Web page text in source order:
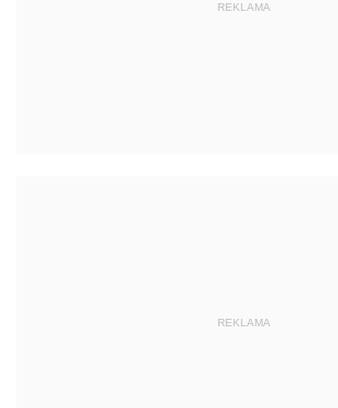
REKLAMA
REKLAMA